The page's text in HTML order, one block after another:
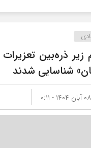
شناسایی شدند
۰۸ آبان ۱۴۰۴ - ۰:۱۱